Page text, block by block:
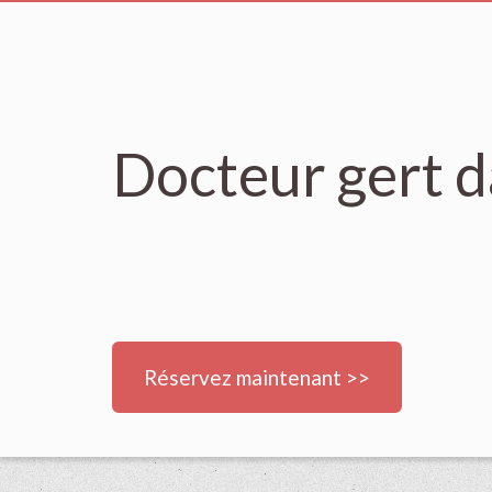
Docteur gert
Réservez maintenant >>